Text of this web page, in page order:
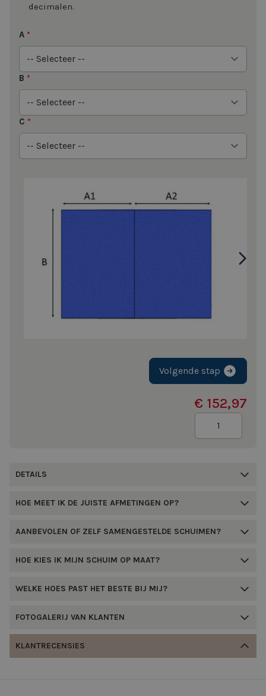
decimalen.
A *
B *
C *
Volgende stap
€ 152,97
DETAILS
HOE MEET IK DE JUISTE AFMETINGEN OP?
AANBEVOLEN OF ZELF SAMENGESTELDE SCHUIMEN?
HOE KIES IK MIJN SCHUIM OP MAAT?
WELKE HOES PAST HET BESTE BIJ MIJ?
FOTOGALERIJ VAN KLANTEN
KLANTRECENSIES